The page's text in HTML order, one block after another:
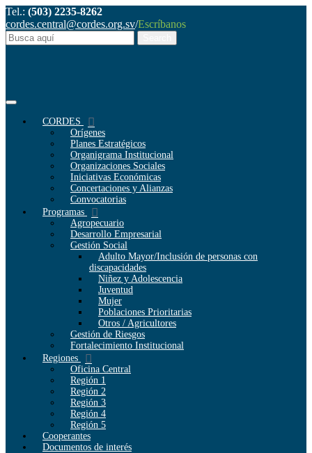
Tel.: (503) 2235-8262
cordes.central@cordes.org.sv/Escríbanos
CORDES
Orígenes
Planes Estratégicos
Organigrama Institucional
Organizaciones Sociales
Iniciativas Económicas
Concertaciones y Alianzas
Convocatorias
Programas
Agropecuario
Desarrollo Empresarial
Gestión Social
Adulto Mayor/Inclusión de personas con
discapacidades
Niñez y Adolescencia
Juventud
Mujer
Poblaciones Prioritarias
Otros / Agricultores
Gestión de Riesgos
Fortalecimiento Institucional
Regiones
Oficina Central
Región 1
Región 2
Región 3
Región 4
Región 5
Cooperantes
Documentos de interés